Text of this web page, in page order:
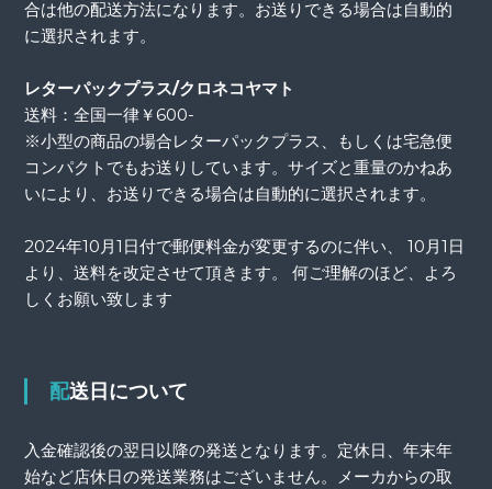
合は他の配送方法になります。お送りできる場合は自動的
に選択されます。
レターパックプラス/クロネコヤマト
送料：全国一律￥600-
※小型の商品の場合レターパックプラス、もしくは宅急便
コンパクトでもお送りしています。サイズと重量のかねあ
いにより、お送りできる場合は自動的に選択されます。
2024年10月1日付で郵便料金が変更するのに伴い、 10月1日
より、送料を改定させて頂きます。 何ご理解のほど、よろ
しくお願い致します
配送日について
入金確認後の翌日以降の発送となります。定休日、年末年
始など店休日の発送業務はございません。メーカからの取